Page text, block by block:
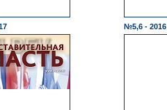
№5,6 - 2016